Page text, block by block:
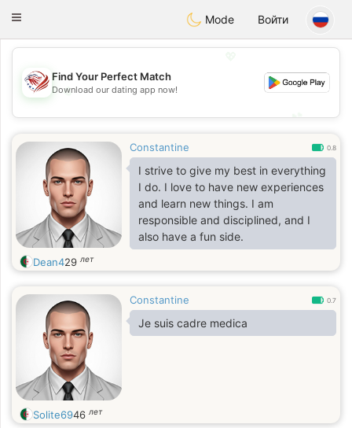
Dating
Toggle
Mode Войти
💖
💕
Find Your Perfect Match
Download our dating app now!
Constantine 0.8
I strive to give my best in everything
I do. I love to have new experiences
and learn new things. I am
responsible and disciplined, and I
also have a fun side.
Dean429 лет
Constantine 0.7
Je suis cadre medica
Solite6946 лет